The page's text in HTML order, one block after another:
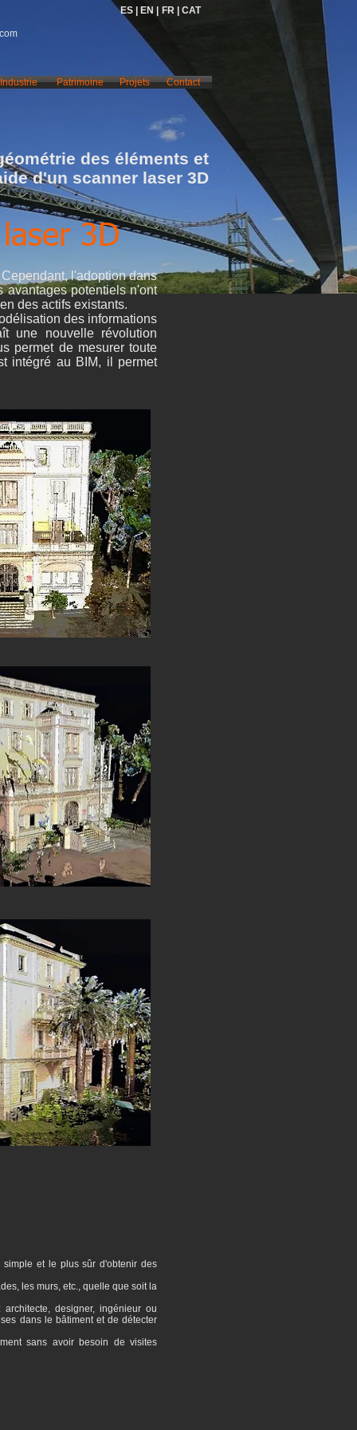
ES | EN | FR | CAT
Industrie Patrimoine Projets Contact
des éléments et
d'un scanner laser 3D
3D
l'adoption dans
avantages potentiels n'ont
des actifs existants.
des informations
une nouvelle révolution
permet de mesurer toute
intégré au BIM, il permet
et le plus sûr d'obtenir des
les murs, etc., quelle que soit la
designer, ingénieur ou
dans le bâtiment et de détecter
sans avoir besoin de visites